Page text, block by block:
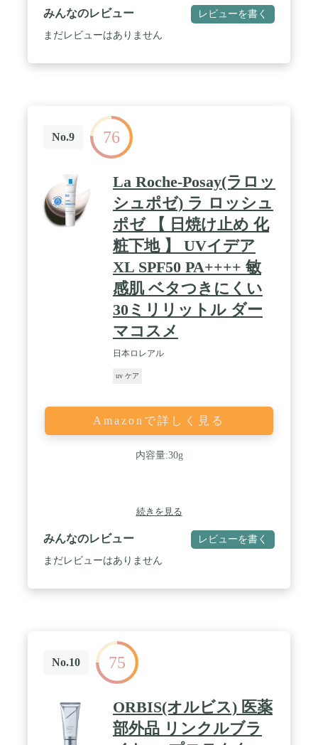
り"で、ミノンは赤ちゃんから高齢の方までお使い
いただけるために、今もこの考え方を守ったものづ
くりを続けています。 / ミノンUVマイルドミルクは
ー」「低刺激性」「無香料」「無着色」／汗・水に
つよいウォータープルーフ／顔にもからだにも使え
て、さらっとべたつかない／お子さまと一緒につか
える低刺激性処方。 / 【有効成分】グリチルリチン
酸2K 【効能】肌あれ・あれ性、皮膚の乾燥を防
ぐ、日やけ・雪やけ後のほてりを防ぐ、皮膚にうる
おいを与える、皮膚を保護する、にきびを防ぎま
す。 / アレルギーテスト済み（すべての方にアレル
ギーが起こらないというわけではありません） 【内
容量】 80mL 【原産国】 日本 【香り】 無香料 【肌
質】 敏感肌・乾燥肌
みんなのレビュー レビューを書く
まだレビューはありません
No.9 76
La Roche-Posay(ラロッ
シュポゼ) ラ ロッシュ
ポゼ 【 日焼け止め 化
粧下地 】 UVイデア
XL SPF50 PA++++ 敏
感肌 ベタつきにくい
30ミリリットル ダー
マコスメ
日本ロレアル
uv ケア
Amazonで詳しく見る
内容量:30g
続きを見る
みんなのレビュー レビューを書く
まだレビューはありません
No.10 75
ORBIS(オルビス) 医薬
部外品 リンクルブラ